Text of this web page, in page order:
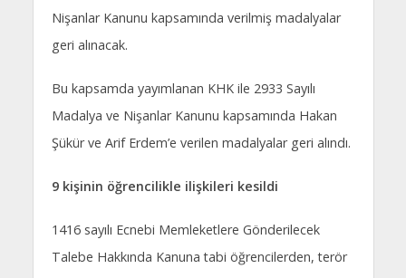
Nişanlar Kanunu kapsamında verilmiş madalyalar
geri alınacak.
Bu kapsamda yayımlanan KHK ile 2933 Sayılı
Madalya ve Nişanlar Kanunu kapsamında Hakan
Şükür ve Arif Erdem’e verilen madalyalar geri alındı.
9 kişinin öğrencilikle ilişkileri kesildi
1416 sayılı Ecnebi Memleketlere Gönderilecek
Talebe Hakkında Kanuna tabi öğrencilerden, terör